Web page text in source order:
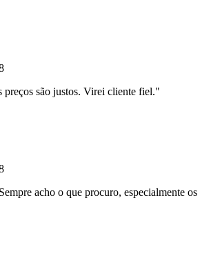
preços são justos. Virei cliente fiel."
acho o que procuro, especialmente os